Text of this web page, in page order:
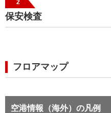
2
保安検査
フロアマップ
空港情報（海外）の凡例